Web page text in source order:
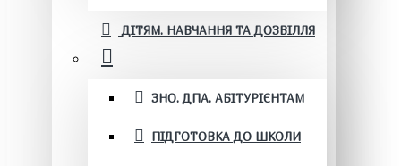
ДІТЯМ. НАВЧАННЯ ТА ДОЗВІЛЛЯ
ЗНО. ДПА. АБІТУРІЄНТАМ
ПІДГОТОВКА ДО ШКОЛИ